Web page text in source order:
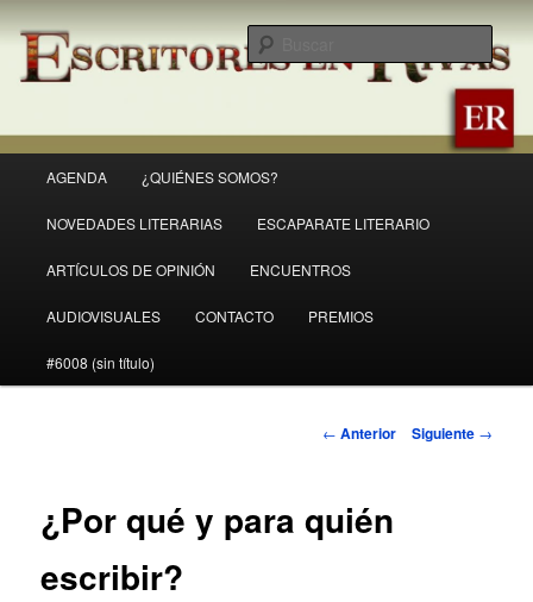
Ir
al
contenido
principal
Revista Escritores en Rivas
principal
AGENDA ¿QUIÉNES SOMOS?
NOVEDADES LITERARIAS ESCAPARATE LITERARIO
ARTÍCULOS DE OPINIÓN ENCUENTROS
AUDIOVISUALES CONTACTO PREMIOS
#6008 (sin título)
Navegación
← Anterior Siguiente →
¿Por qué y para quién
escribir?